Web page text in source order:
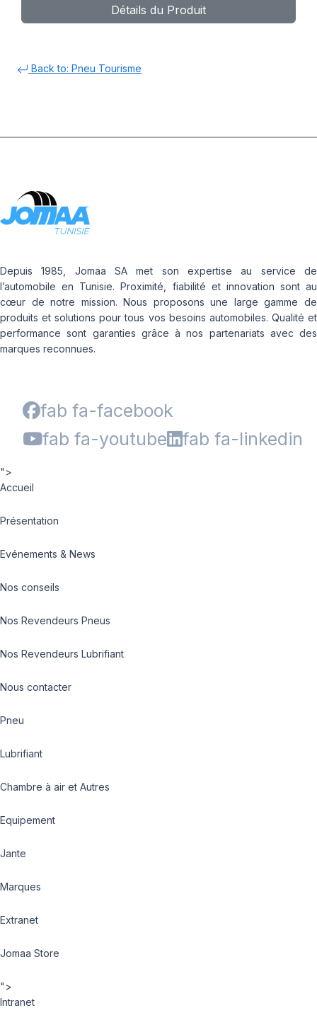
Détails du Produit
Back to: Pneu Tourisme
Depuis 1985, Jomaa SA met son expertise au service de
l’automobile en Tunisie. Proximité, fiabilité et innovation sont au
cœur de notre mission. Nous proposons une large gamme de
produits et solutions pour tous vos besoins automobiles. Qualité et
performance sont garanties grâce à nos partenariats avec des
marques reconnues.
fab fa-facebook
fab fa-youtube
fab fa-linkedin
">
Accueil
Présentation
Evénements & News
Nos conseils
Nos Revendeurs Pneus
Nos Revendeurs Lubrifiant
Nous contacter
Pneu
Lubrifiant
Chambre à air et Autres
Equipement
Jante
Marques
Extranet
Jomaa Store
">
Intranet